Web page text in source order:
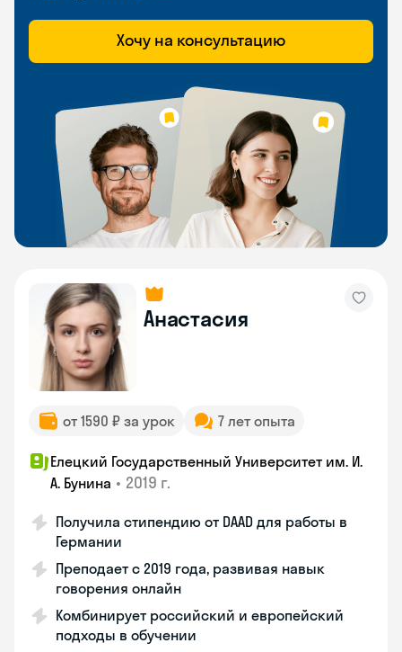
Хочу на консультацию
Анастасия
от 1590 ₽ за урок 7 лет опыта
Елецкий Государственный Университет им. И.
А. Бунина • 2019 г.
Получила стипендию от DAAD для работы в
Германии
Преподает с 2019 года, развивая навык
говорения онлайн
Комбинирует российский и европейский
подходы в обучении